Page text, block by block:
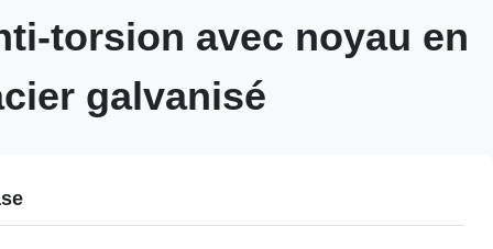
torsion avec noyau en
galvanisé